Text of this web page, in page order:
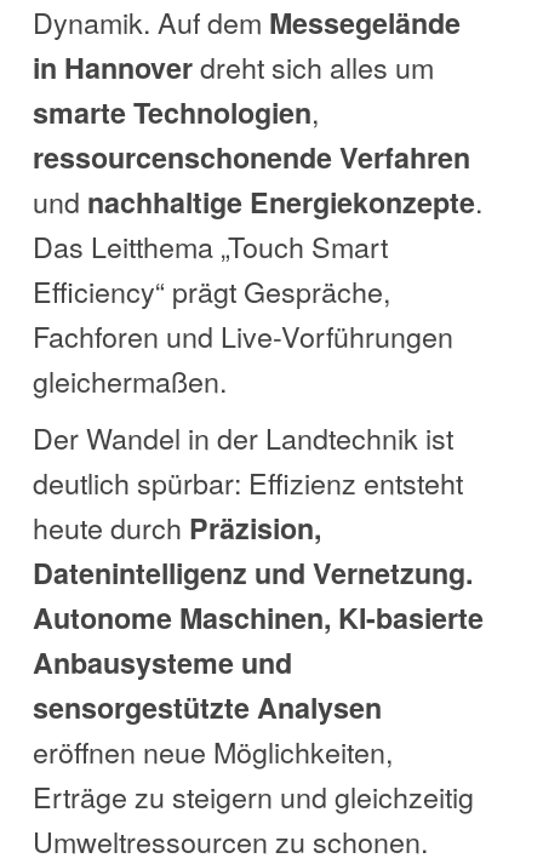
Dynamik. Auf dem Messegelände
in Hannoverdreht sich alles um
smarte Technologien,
ressourcenschonende Verfahren
und nachhaltige Energiekonzepte.
Das Leitthema „Touch Smart
Efficiency“ prägt Gespräche,
Fachforen und Live-Vorführungen
gleichermaßen.
Der Wandel in der Landtechnik ist
deutlich spürbar: Effizienz entsteht
heute durch Präzision,
Datenintelligenz und Vernetzung.
Autonome Maschinen, KI-basierte
Anbausysteme und
sensorgestützte Analysen
eröffnen neue Möglichkeiten,
Erträge zu steigern und gleichzeitig
Umweltressourcen zu schonen.